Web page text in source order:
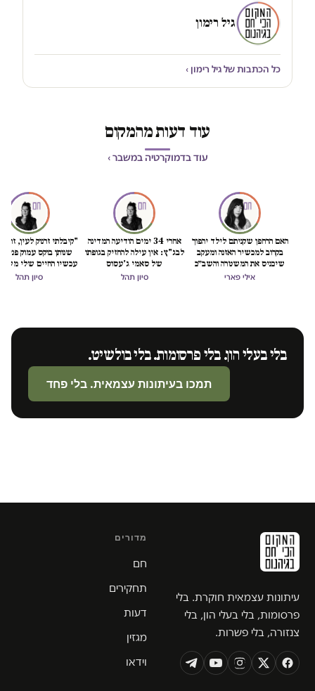
גיל רימון
כל הכתבות של גיל רימון ›
עוד דעות מהמקום
עוד בדמוקרטיה במשבר ›
האם הרחפן שקניתם לילד יהפוך
בקרוב למכשיר האזנה ומעקב
שיכניס את המשטרה והשב״כ
לתוך הסלון (והמחשב) שלכם?
אילי פארי
אחרי 34 ימים הודיעה המדינה
לבג"ץ: אין עילה להחזיק בגופתו
של סאמי ג'עסוס
סיון תהל
"קיבלתי זרנוק לעין, זה
שנותן בוקס עמוק
עכשיו החיים שלי
סיון תהל
בלי בעלי הון. בלי פרסומות. בלי בולשיט.
תמכו בעיתונות עצמאית. בלי פחד
עיתונות עצמאית חוקרת. בלי
פרסומות, בלי בעלי הון, בלי
צנזורה, בלי פשרות.
מדורים
חם
תחקירים
דעות
מגזין
וידאו